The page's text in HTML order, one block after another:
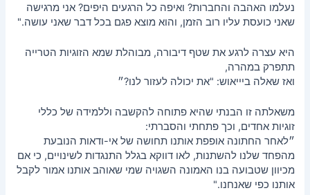
המלצות
משפטי השראה
נעלמו האהבה והחברות? ואיפה כל הרגעים היפים? אני מרגישה
שאני כועסת עליו רוב הזמן, והוא מוצא פגם בכל דבר שאני עושה."
היא עצרה לרגע את שטף דיבורה, מבוהלת שמא הזוגיות הטרייה
תתפרק במהרה,
ואז שאלה ביייאוש: "את יכולה לעזור לנו?״
משאלתה זו הבנתי שהיא פתוחה להקשבה וללמידה של כללי
זוגיות אחדים, וכך פתחתי והסברתי:
״לאחר החתונה אופפת אותנו תחושה של אי-ודאות הנובעת
מהפחד שלנו להשתנות, לאו דווקא בגלל התנגדות לשינויים, כי אם
מכיוון שטבועה בנו האמונה השגויה שמי שאוהב אותנו אמור לקבל
אותנו כפי שאנחנו."